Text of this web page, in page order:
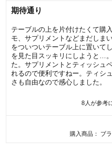
期待通り
テーブルの上を片付けたくて購
モ、サプリメントなどまだしま
をついついテーブル上に置いて
を見た目スッキリにしようと…
た。サプリメントとティッシュ
れるので便利ですねー。ティシ
さも自由なので感心しました。
8人が参考
購入商品： ブ